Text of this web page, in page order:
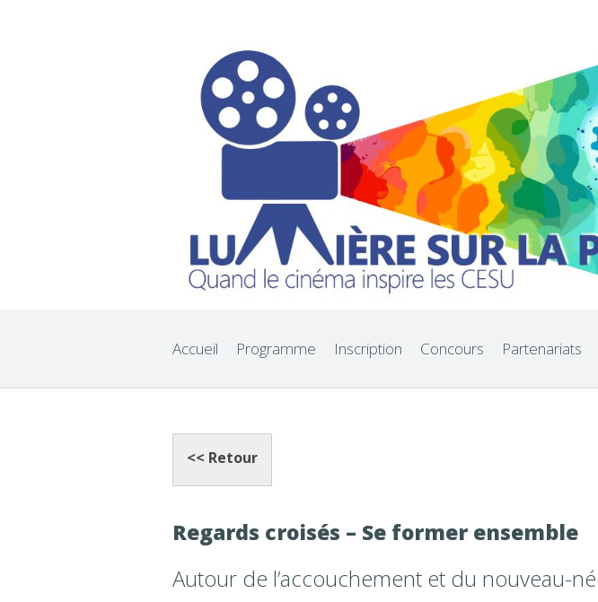
Accueil Programme Inscription Concours Partenariats
<< Retour
Regards croisés – Se former ensemble
Autour de l’accouchement et du nouveau-né